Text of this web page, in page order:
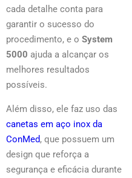
cada detalhe conta para
garantir o sucesso do
procedimento, e o System
5000 ajuda a alcançar os
melhores resultados
possíveis.
Além disso, ele faz uso das
canetas em aço inox da
ConMed, que possuem um
design que reforça a
segurança e eficácia durante